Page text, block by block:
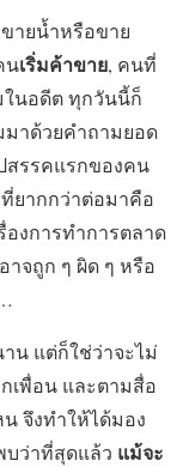
ายน้ำหรือขาย
นเริ่มค้าขาย, คนที่
ในอดีต ทุกวันนี้ก็
มาด้วยคำถามยอด
สรรคแรกของคน
ยากกว่าต่อมาคือ
องการทำการตลาด
าจถูก ๆ ผิด ๆ หรือ
น แต่ก็ใช่ว่าจะไม่
เพื่อน และตามสื่อ
จึงทำให้ได้มอง
บว่าที่สุดแล้ว แม้จะ